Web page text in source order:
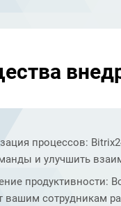
процессов:
и улучшить
продуктивности:
вашим сотрудникам